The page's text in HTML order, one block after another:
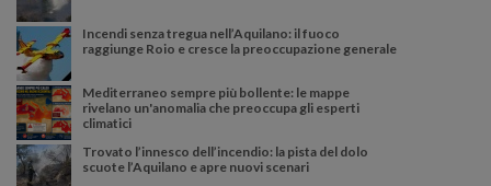
Incendi senza tregua nell’Aquilano: il fuoco
raggiunge Roio e cresce la preoccupazione generale
Mediterraneo sempre più bollente: le mappe
rivelano un'anomalia che preoccupa gli esperti
climatici
Trovato l’innesco dell’incendio: la pista del dolo
scuote l’Aquilano e apre nuovi scenari